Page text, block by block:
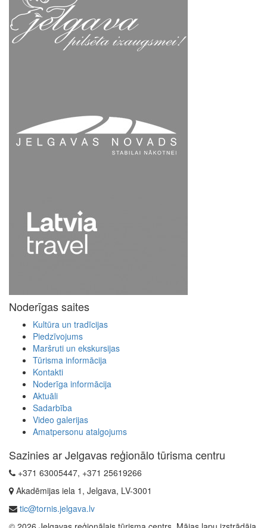
Noderīgas saites
Kultūra un tradīcijas
Piedzīvojums
Maršruti un ekskursijas
Tūrisma informācija
Kontakti
Noderīga informācija
Aktuāli
Sadarbība
Video galerijas
Amatpersonu atalgojums
Sazinies ar Jelgavas reģionālo tūrisma centru
+371 63005447, +371 25619266
Akadēmijas iela 1, Jelgava, LV-3001
tic@tornis.jelgava.lv